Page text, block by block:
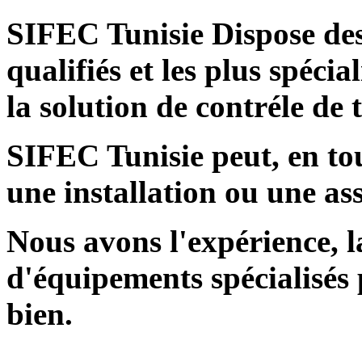
SIFEC Tunisie Dispose
qualifiés et les plus
la solution de contréle de
SIFEC Tunisie peut, en
une installation ou une
Nous avons l'expérience,
d'équipements
bien.